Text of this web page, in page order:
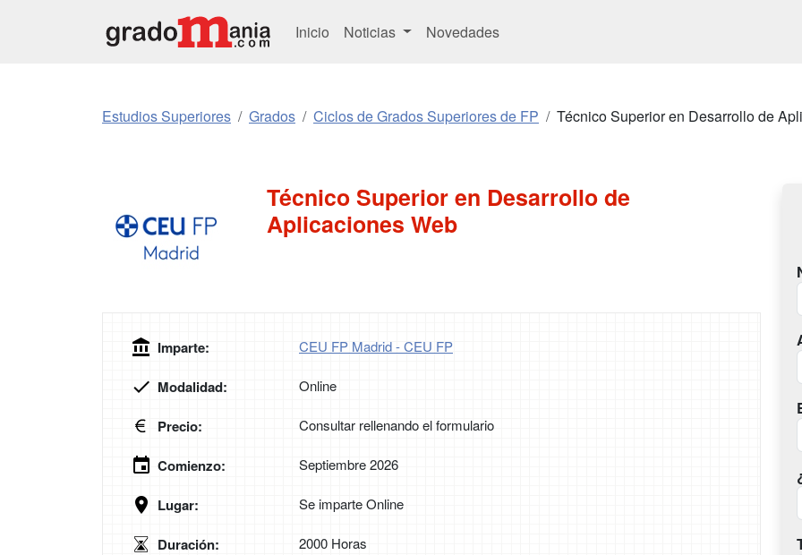
Inicio Noticias Novedades
Estudios Superiores Grados Ciclos de Grados Superiores de FP Técnico Superior en Desarrollo de
Técnico Superior en Desarrollo de
Aplicaciones Web
Imparte: CEU FP Madrid - CEU FP
Modalidad: Online
Precio: Consultar rellenando el formulario
Comienzo: Septiembre 2026
Lugar: Se imparte Online
Duración: 2000 Horas